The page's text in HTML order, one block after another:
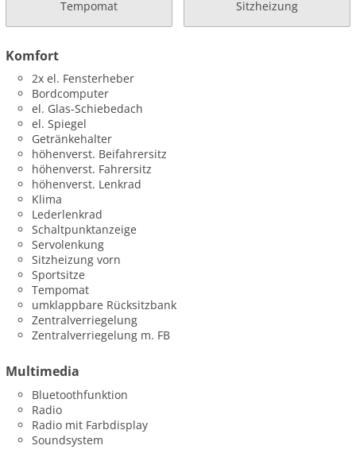
Tempomat Sitzheizung
Komfort
2x el. Fensterheber
Bordcomputer
el. Glas-Schiebedach
el. Spiegel
Getränkehalter
höhenverst. Beifahrersitz
höhenverst. Fahrersitz
höhenverst. Lenkrad
Klima
Lederlenkrad
Schaltpunktanzeige
Servolenkung
Sitzheizung vorn
Sportsitze
Tempomat
umklappbare Rücksitzbank
Zentralverriegelung
Zentralverriegelung m. FB
Multimedia
Bluetoothfunktion
Radio
Radio mit Farbdisplay
Soundsystem